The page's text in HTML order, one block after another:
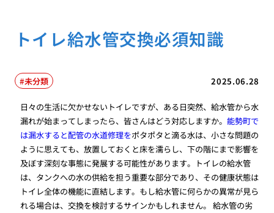
トイレ給水管交換必須知識
2025.06.28
未分類
日々の生活に欠かせないトイレですが、ある日突然、給水管から水
漏れが始まってしまったら、皆さんはどう対応しますか。能勢町で
は漏水すると配管の水道修理をポタポタと滴る水は、小さな問題の
ように思えても、放置しておくと床を濡らし、下の階にまで影響を
及ぼす深刻な事態に発展する可能性があります。トイレの給水管
は、タンクへの水の供給を担う重要な部分であり、その健康状態は
トイレ全体の機能に直結します。もし給水管に何らかの異常が見ら
れる場合は、交換を検討するサインかもしれません。 給水管の劣